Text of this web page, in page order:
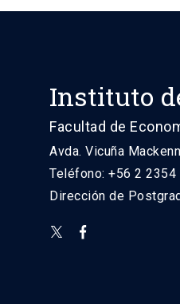
Instituto
Facultad de
Avda. Vicuña
Teléfono: +56 2 2354
Dirección de